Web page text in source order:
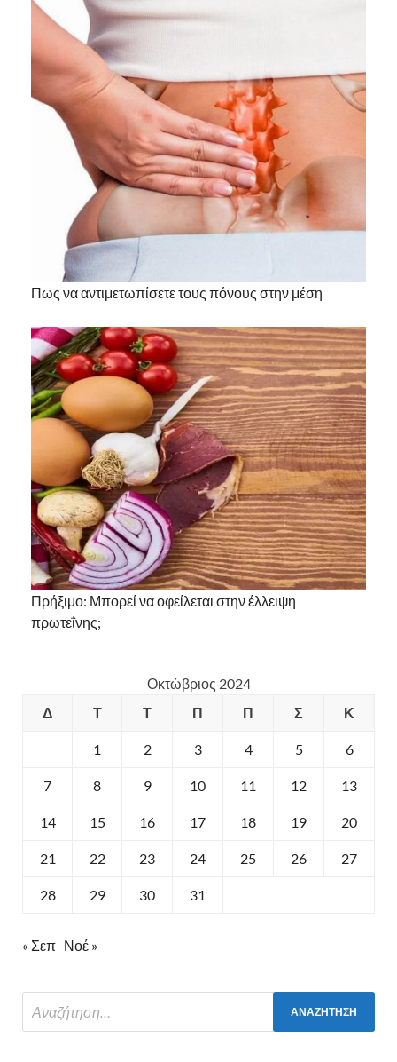
Πως να αντιμετωπίσετε τους πόνους στην μέση
Πρήξιμο: Μπορεί να οφείλεται στην έλλειψη
πρωτεΐνης;
Οκτώβριος 2024
Δ
Τ Τ Π Π Σ Κ
1 2 3 4 5 6
7 8 9 10 11 12 13
14 15 16 17 18 19 20
21 22 23 24 25 26 27
28 29 30 31
« Σεπ Νοέ »